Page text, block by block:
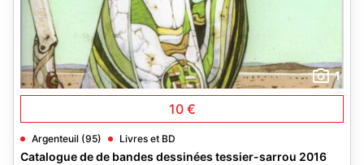
1
10 €
Argenteuil (95) Livres et BD
Catalogue de de bandes dessinées tessier-sarrou 2016